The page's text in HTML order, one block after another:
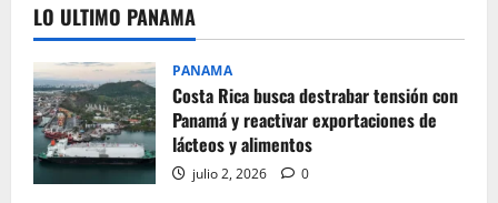
LO ULTIMO PANAMA
PANAMA
Costa Rica busca destrabar tensión con
Panamá y reactivar exportaciones de
lácteos y alimentos
julio 2, 2026 0